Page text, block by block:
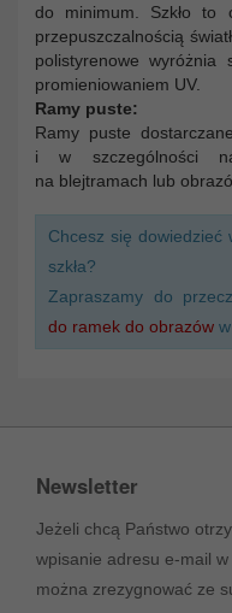
do minimum. Szkło to
przepuszczalnością
polistyrenowe
promieniowaniem UV.
Ramy puste:
Ramy puste
i w szczególności
na blejtramach lub
Chcesz się
szkła?
Zapraszamy do
do ramek do obrazów
Newsletter
Jeżeli chcą Państwo
wpisanie adresu e-mail
można zrezygnować ze